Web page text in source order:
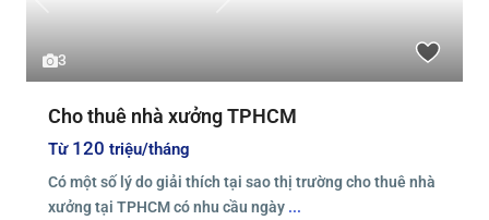
3
Previous Next
Cho thuê nhà xưởng TPHCM
Từ120 triệu/tháng
Có một số lý do giải thích tại sao thị trường cho thuê nhà
xưởng tại TPHCM có nhu cầu ngày ...